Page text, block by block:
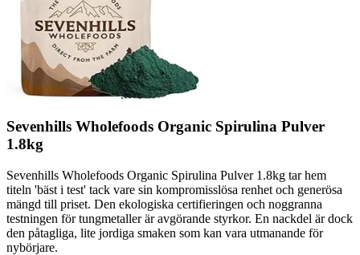
Sevenhills Wholefoods Organic Spirulina Pulver
1.8kg
Sevenhills Wholefoods Organic Spirulina Pulver 1.8kg tar hem
titeln 'bäst i test' tack vare sin kompromisslösa renhet och generösa
mängd till priset. Den ekologiska certifieringen och noggranna
testningen för tungmetaller är avgörande styrkor. En nackdel är dock
den påtagliga, lite jordiga smaken som kan vara utmanande för
nybörjare.